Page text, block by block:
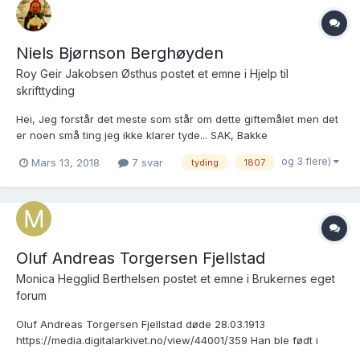
Niels Bjørnson Berghøyden
Roy Geir Jakobsen Østhus postet et emne i Hjelp til
skrifttyding
Hei, Jeg forstår det meste som står om dette giftemålet men det
er noen små ting jeg ikke klarer tyde... SAK, Bakke
1835, s. 404-405 Brukslenke for sidevisning:
Mars 13, 2018 7 svar tyding 1807 og 3 flere)
Oluf Andreas Torgersen Fjellstad
Monica Hegglid Berthelsen postet et emne i Brukernes eget
forum
Oluf Andreas Torgersen Fjellstad døde 28.03.1913
https://media.digitalarkivet.no/view/44001/359 Han ble født i